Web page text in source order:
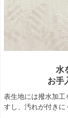
水
お手
表生地には撥水加工
すし、汚れが付きに